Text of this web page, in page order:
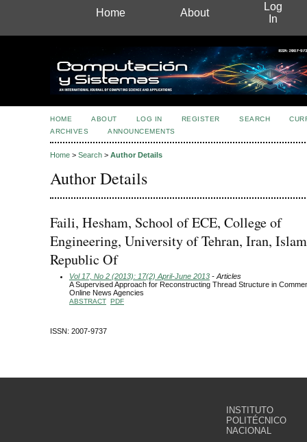
Home About
Log
In
HOME ABOUT LOG IN REGISTER SEARCH
ARCHIVES
ANNOUNCEMENTS
Home > Search > Author Details
Author Details
Faili, Hesham, School of ECE, College of
Engineering, University of Tehran, Iran,
Republic Of
Vol 17, No 2 (2013): 17(2) April-June 2013 - Articles
A Supervised Approach for Reconstructing Thread Structure in
Online News Agencies
ABSTRACT PDF
ISSN: 2007-9737
INSTITUTO
POLITÉCNICO
NACIONAL